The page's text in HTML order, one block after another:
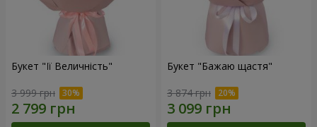
Букет "Її Величність"
3 999 грн
Букет "Бажаю щастя"
3 874 грн